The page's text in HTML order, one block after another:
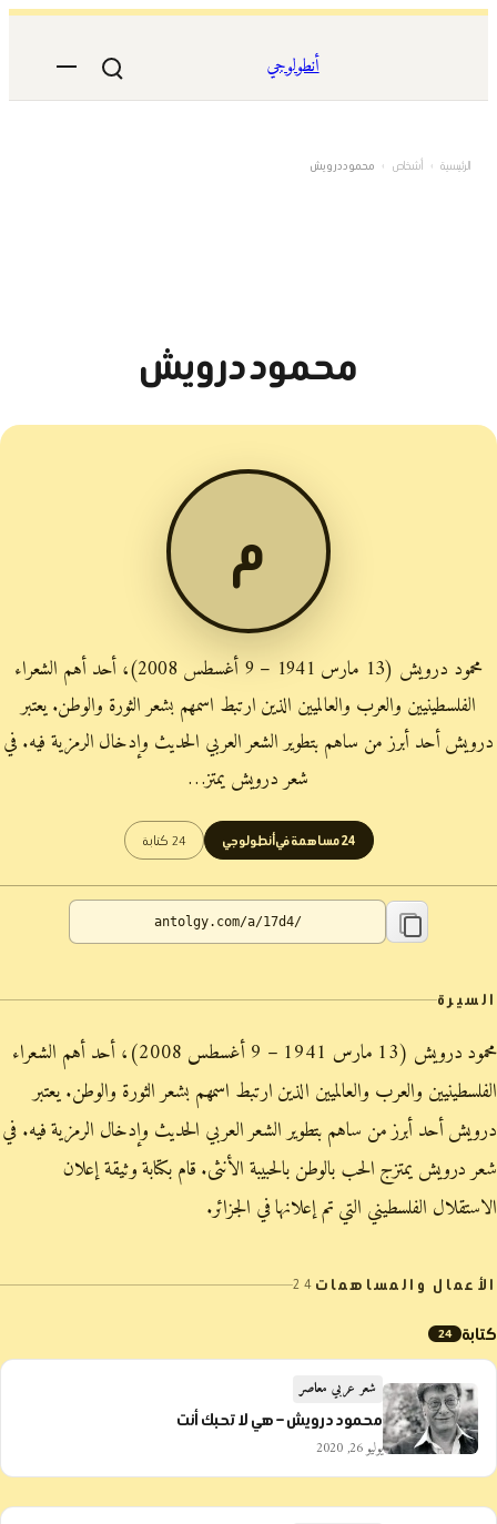
المحتوى
أنطولوجي
الرئيسية › أشخاص › محمود درويش
محمود درويش
م
محمود درويش (13 مارس 1941 – 9 أغسطس 2008)، أحد أهم الشعراء
الفلسطينيين والعرب والعالميين الذين ارتبط اسمهم بشعر الثورة والوطن. يعتبر
درويش أحد أبرز من ساهم بتطوير الشعر العربي الحديث وإدخال الرمزية فيه. في
شعر درويش يمتز…
24 مساهمة في أنطولوجي 24 كتابة
السيرة
محمود درويش (13 مارس 1941 – 9 أغسطس 2008)، أحد أهم الشعراء
الفلسطينيين والعرب والعالميين الذين ارتبط اسمهم بشعر الثورة والوطن. يعتبر
درويش أحد أبرز من ساهم بتطوير الشعر العربي الحديث وإدخال الرمزية فيه. في
شعر درويش يمتزج الحب بالوطن بالحبيبة الأنثى. قام بكتابة وثيقة إعلان
الاستقلال الفلسطيني التي تم إعلانها في الجزائر.
الأعمال والمساهمات 24
كتابة 24
شعر عربي معاصر
محمود درويش – هي لا تحبك أنت
يوليو 26, 2020